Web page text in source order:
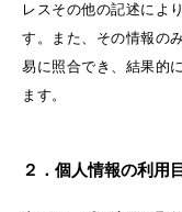
レスその他の記述によ
す。また、その情報の
易に照合でき、結果的
ます。
２．個人情報の利用